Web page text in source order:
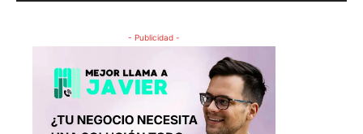
- Publicidad -